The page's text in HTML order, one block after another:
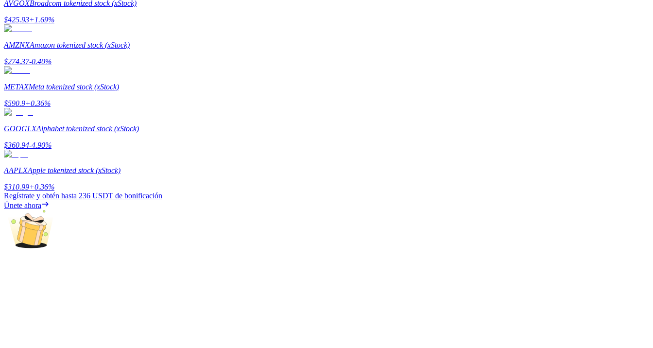
Estrategias comerciales
Aprenda cómo mantenerse rentable
Earn
Power Piggy
Gana recompensas competitivas diariamente
AVGOXBroadcom tokenized stock (xStock)
$425.93+1.69%
AMZNXAmazon tokenized stock (xStock)
$274.37-0.40%
METAXMeta tokenized stock (xStock)
$590.9+0.36%
GOOGLXAlphabet tokenized stock (xStock)
$360.94-4.90%
AAPLXApple tokenized stock (xStock)
$310.99+0.36%
Regístrate y obtén hasta 236 USDT de bonificación
Únete ahora